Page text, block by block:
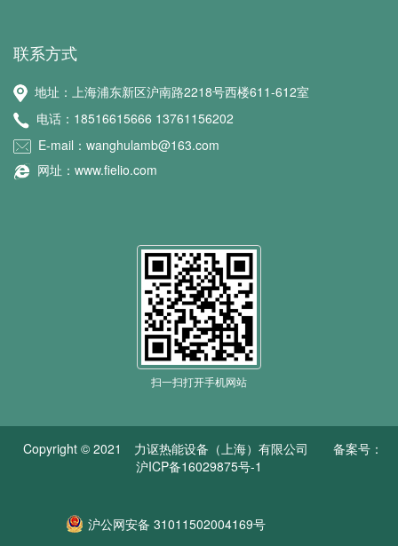
联系方式
地址：上海浦东新区沪南路2218号西楼611-612室
电话：18516615666 13761156202
E-mail：wanghulamb@163.com
网址：www.fielio.com
扫一扫打开手机网站
Copyright © 2021 力讴热能设备（上海）有限公司 备案号：
沪ICP备16029875号-1
沪公网安备 31011502004169号